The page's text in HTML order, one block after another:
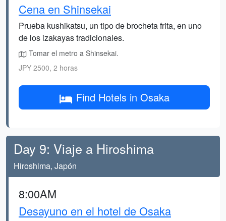
Cena en Shinsekai
Prueba kushikatsu, un tipo de brocheta frita, en uno
de los izakayas tradicionales.
Tomar el metro a Shinsekai.
JPY 2500, 2 horas
Find Hotels in Osaka
Day 9: Viaje a Hiroshima
Hiroshima, Japón
8:00AM
Desayuno en el hotel de Osaka